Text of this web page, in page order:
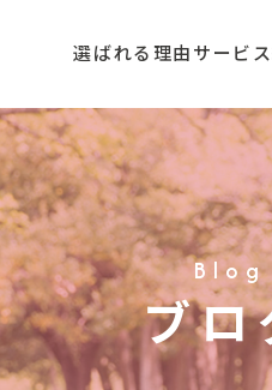
選ばれる理由 サービ
Blog
ブロ